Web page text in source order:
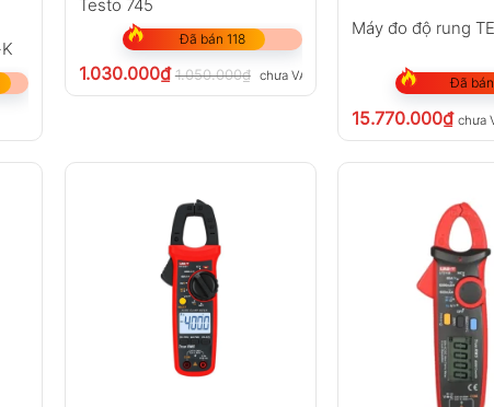
Testo 745
Đã bán 118
1.030.000₫ 1.050.000₫ chưa VAT 8%
Máy đo độ rung
Đã
15.770.000₫ chưa